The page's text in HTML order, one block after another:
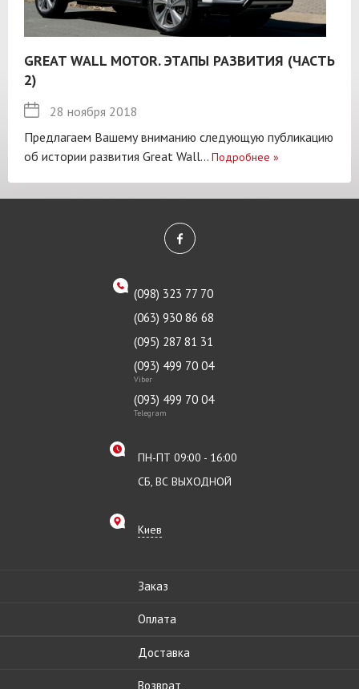
GREAT WALL MOTOR. ЭТАПЫ РАЗВИТИЯ (ЧАСТЬ
2)
28 ноября 2018
Предлагаем Вашему вниманию следующую публикацию
об истории развития Great Wall... Подробнее »
(098) 323 77 70
(063) 930 86 68
(095) 287 81 31
(093) 499 70 04
Viber
(093) 499 70 04
Telegram
ПН-ПТ 09:00 - 16:00
СБ, ВС ВЫХОДНОЙ
Киев
Заказ
Оплата
Доставка
Возврат